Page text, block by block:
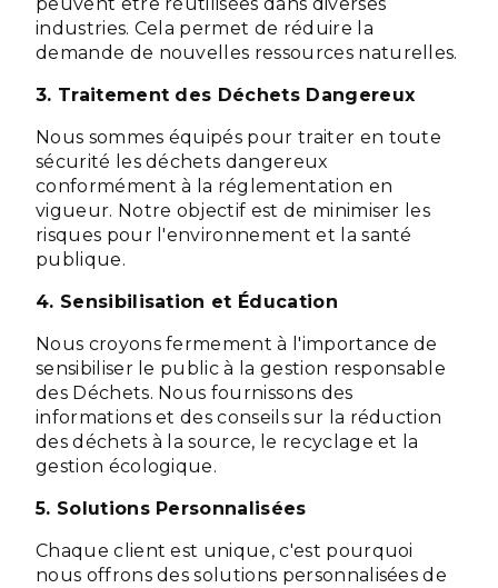
industries. Cela permet de réduire la
demande de nouvelles ressources naturelles.
3. Traitement des Déchets Dangereux
Nous sommes équipés pour traiter en toute
sécurité les déchets dangereux
conformément à la réglementation en
vigueur. Notre objectif est de minimiser les
risques pour l'environnement et la santé
publique.
4. Sensibilisation et Éducation
Nous croyons fermement à l'importance de
sensibiliser le public à la gestion responsable
des Déchets. Nous fournissons des
informations et des conseils sur la réduction
des déchets à la source, le recyclage et la
gestion écologique.
5. Solutions Personnalisées
Chaque client est unique, c'est pourquoi
nous offrons des solutions personnalisées de